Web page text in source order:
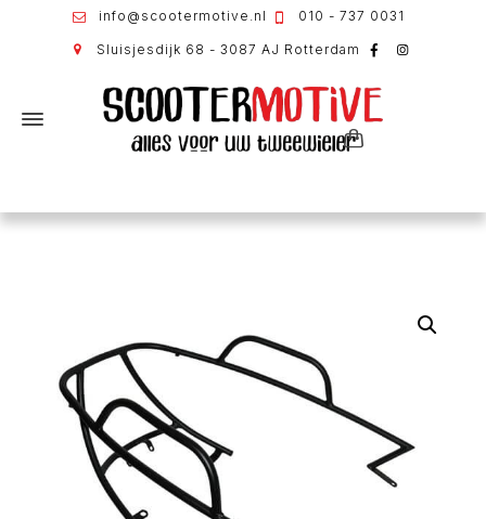
info@scootermotive.nl 010 - 737 0031
Sluisjesdijk 68 - 3087 AJ Rotterdam